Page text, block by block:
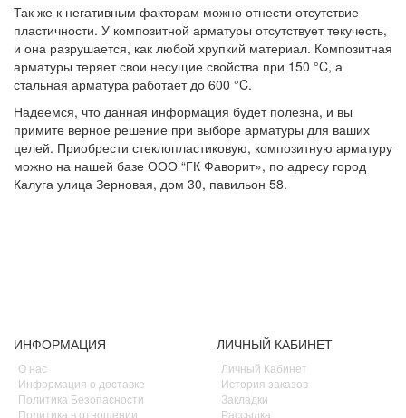
Так же к негативным факторам можно отнести отсутствие
пластичности. У композитной арматуры отсутствует текучесть,
и она разрушается, как любой хрупкий материал. Композитная
арматуры теряет свои несущие свойства при 150 °C, а
стальная арматура работает до 600 °C.
Надеемся, что данная информация будет полезна, и вы
примите верное решение при выборе арматуры для ваших
целей. Приобрести стеклопластиковую, композитную арматуру
можно на нашей базе ООО “ГК Фаворит», по адресу город
Калуга улица Зерновая, дом 30, павильон 58.
ИНФОРМАЦИЯ
О нас
Информация о доставке
Политика Безопасности
Политика в отношении
ЛИЧНЫЙ КАБИНЕТ
Личный Кабинет
История заказов
Закладки
Рассылка